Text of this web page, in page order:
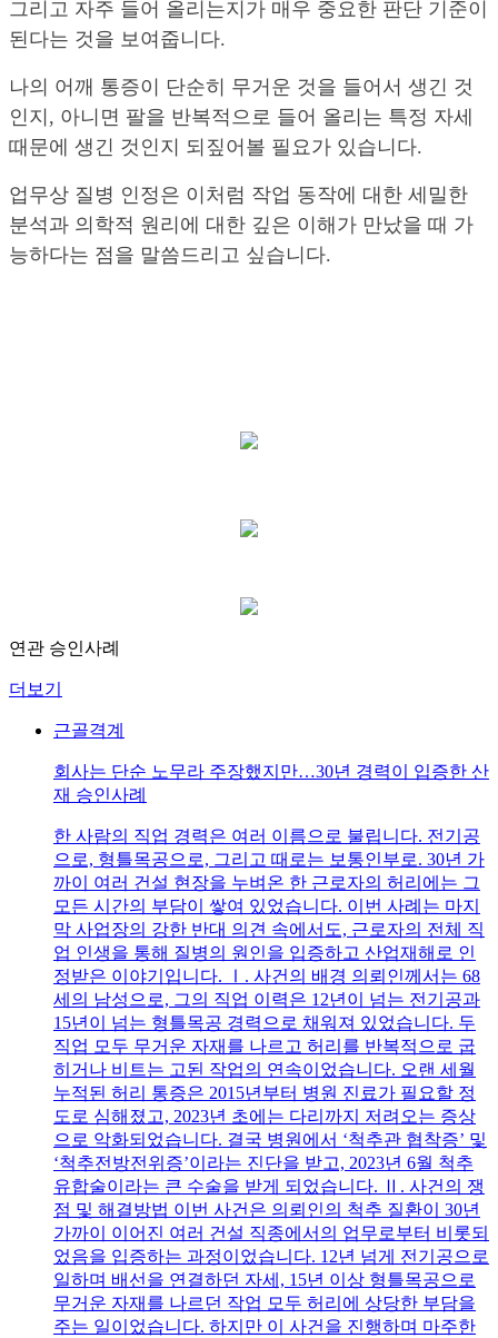
그리고 자주 들어 올리는지가 매우 중요한 판단 기준이
된다는 것을 보여줍니다.
나의 어깨 통증이 단순히 무거운 것을 들어서 생긴 것
인지, 아니면 팔을 반복적으로 들어 올리는 특정 자세
때문에 생긴 것인지 되짚어볼 필요가 있습니다.
업무상 질병 인정은 이처럼 작업 동작에 대한 세밀한
분석과 의학적 원리에 대한 깊은 이해가 만났을 때 가
능하다는 점을 말씀드리고 싶습니다.
연관 승인사례
더보기
근골격계
회사는 단순 노무라 주장했지만…30년 경력이 입증한 산
재 승인사례
한 사람의 직업 경력은 여러 이름으로 불립니다. 전기공
으로, 형틀목공으로, 그리고 때로는 보통인부로. 30년 가
까이 여러 건설 현장을 누벼온 한 근로자의 허리에는 그
모든 시간의 부담이 쌓여 있었습니다. 이번 사례는 마지
막 사업장의 강한 반대 의견 속에서도, 근로자의 전체 직
업 인생을 통해 질병의 원인을 입증하고 산업재해로 인
정받은 이야기입니다. Ⅰ. 사건의 배경 의뢰인께서는 68
세의 남성으로, 그의 직업 이력은 12년이 넘는 전기공과
15년이 넘는 형틀목공 경력으로 채워져 있었습니다. 두
직업 모두 무거운 자재를 나르고 허리를 반복적으로 굽
히거나 비트는 고된 작업의 연속이었습니다. 오랜 세월
누적된 허리 통증은 2015년부터 병원 진료가 필요할 정
도로 심해졌고, 2023년 초에는 다리까지 저려오는 증상
으로 악화되었습니다. 결국 병원에서 ‘척추관 협착증’ 및
‘척추전방전위증’이라는 진단을 받고, 2023년 6월 척추
유합술이라는 큰 수술을 받게 되었습니다. Ⅱ. 사건의 쟁
점 및 해결방법 이번 사건은 의뢰인의 척추 질환이 30년
가까이 이어진 여러 건설 직종에서의 업무로부터 비롯되
었음을 입증하는 과정이었습니다. 12년 넘게 전기공으로
일하며 배선을 연결하던 자세, 15년 이상 형틀목공으로
무거운 자재를 나르던 작업 모두 허리에 상당한 부담을
주는 일이었습니다. 하지만 이 사건을 진행하며 마주한